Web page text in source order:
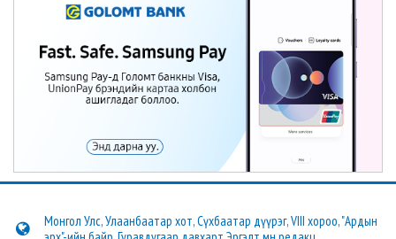
Монгол Улс, Улаанбаатар хот, Сүхбаатар дүүрэг, VIII хороо, "Ардын